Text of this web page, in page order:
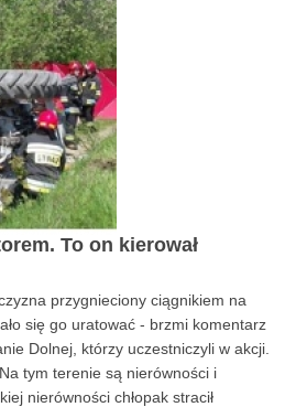
To on kierował
przygnieciony ciągnikiem na
się go uratować - brzmi komentarz
Dolnej, którzy uczestniczyli w akcji.
tym terenie są nierówności i